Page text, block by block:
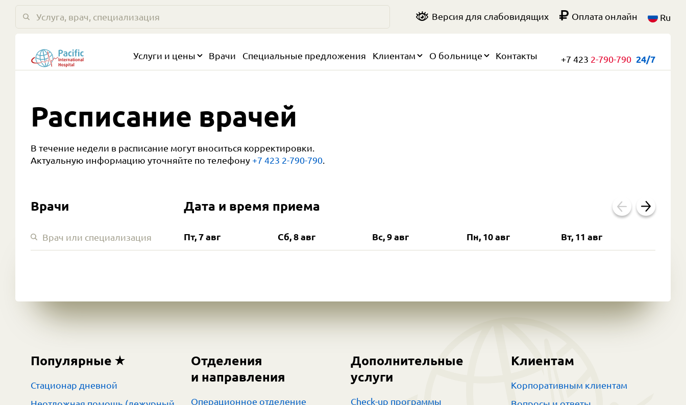
Версия для слабовидящих Оплата онлайн Ru
Услуги и цены Врачи Специальные предложения Клиентам О больнице Контакты +7 423 2-790-790 24/7
Расписание врачей
В течение недели в расписание могут вноситься корректировки.
Актуальную информацию уточняйте по телефону +7 423 2-790-790
Врачи Дата и время приема
Пт, 7 авг Сб, 8 авг Вс, 9 авг Пн, 10 авг Вт, 11 авг
Популярные
Стационар дневной
Отделения
и направления
Операционное отделение
Дополнительные
услуги
Check-up программы
Клиентам
Корпоративным клиентам